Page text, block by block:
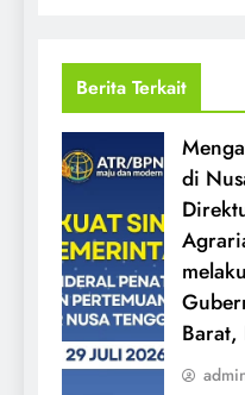
Berita Terkait
di
Barat,